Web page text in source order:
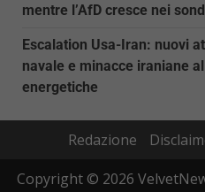
mentre l’AfD cresce nei
Escalation Usa-Iran: nuovi
navale e minacce iraniane
energetiche
Redazione
Copyright © 2026